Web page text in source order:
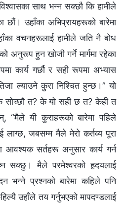
साथ भन्न सक्छौ कि हामीले
छौं। उहाँका अभिप्रायहरूको बारेमा
वचनहरूलाई हामीले जति नै बोध
अनुरूप हुन खोजी गर्ने मार्गमा रहेका
कार्य गर्छौ र सही रूपमा अभ्यास
ल्याउने कुरा निश्चित हुन्छ।” यो
के सोच्छौ त? के यो सही छ त? केही त
“मैले यी कुराहरूको बारेमा पहिले
लाग्छ, जबसम्म मैले मेरो कर्तव्य पूरा
आवश्यक सर्तहरू अनुसार कार्य गर्न
सक्छु। मैले परमेश्‍वरको हृदयलाई
भन्ने प्रश्नको बारेमा कहिले पनि
उहाँले तय गर्नुभएको मापदण्डलाई